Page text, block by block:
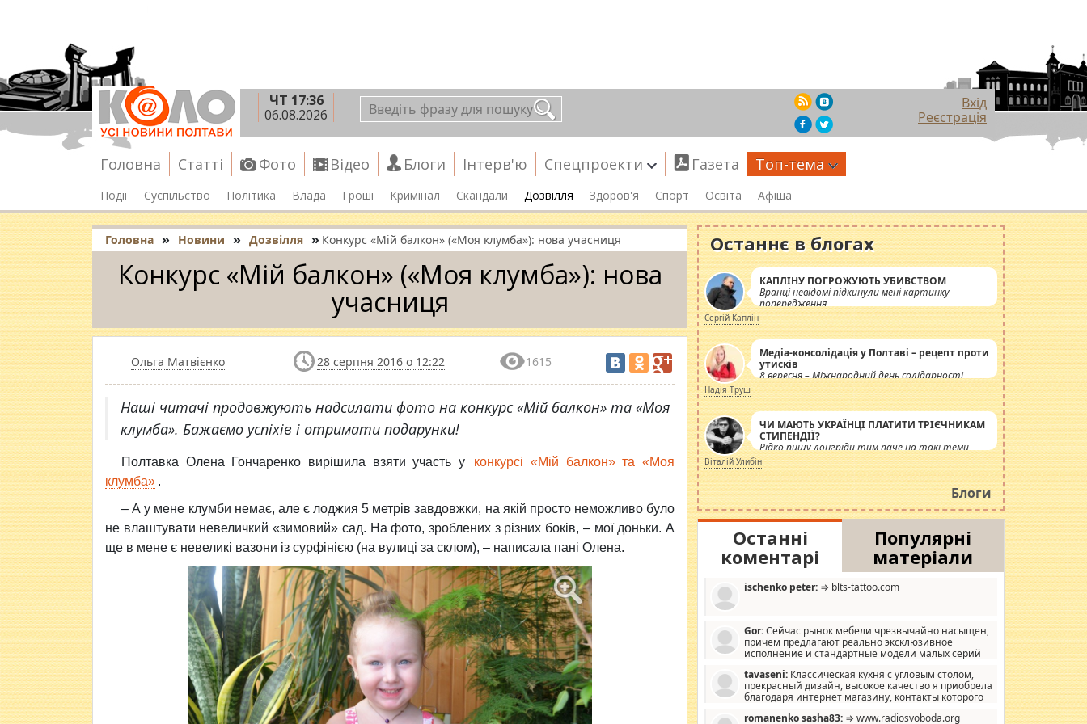
ЧТ 17:36
06.08.2026
Вхід
Реєстрація
Головна Статті Фото Відео Блоги Інтерв'ю Спецпроекти Газета Топ-тема
Події Суспільство Політика Влада Гроші Кримінал Скандали Дозвілля Здоров'я Спорт Освіта Афіша
Головна » Новини » Дозвілля » Конкурс «Мій балкон» («Моя клумба»): нова учасниця
Конкурс «Мій балкон» («Моя клумба»): нова
учасниця
Ольга Матвієнко 28 серпня 2016 о 12:22 1615
Наші читачі продовжують надсилати фото на конкурс «Мій балкон» та «Моя
клумба». Бажаємо успіхів і отримати подарунки!
Полтавка Олена Гончаренко вирішила взяти участь у
конкурсі «Мій балкон» та «Моя
клумба» .
– А у мене клумби немає, але є лоджия 5 метрів завдовжки, на якій просто неможливо було
не влаштувати невеличкий «зимовий» сад. На фото, зроблених з різних боків, – мої доньки. А
ще в мене є невеликі вазони із сурфінією (на вулиці за склом), – написала пані Олена.
Останнє в блогах
КАПЛІНУ ПОГРОЖУЮТЬ УБИВСТВОМ
Вранці невідомі підкинули мені картинку-
попередження
Сергій Каплін
Медіа-консолідація у Полтаві – рецепт проти
утисків
8 вересня – Міжнародний день солідарності
журналістів.
Надія Труш
ЧИ МАЮТЬ УКРАЇНЦІ ПЛАТИТИ ТРІЄЧНИКАМ
СТИПЕНДІЇ?
Рідко пишу лонгріди тим паче на такі теми,
але вже просто дістало! Обурюють сьогоднішні
інсенуації навколо стипендіального питання.
Штучно роздувається ще одна соціальна
катастрофа.
Віталій Улибін
Блоги
Останні
коментарі
Популярні
матеріали
ischenko peter: ⇒ blts-tattoo.com
Gor:Сейчас рынок мебели чрезвычайно насыщен,
причем предлагают реально эксклюзивное
исполнение и стандартные модели малых серий
дизайну, мало походит на стандартные формы, в MebelOk,
креативненько и что главное - со вкусом все в порядке,
без ненужных наворотов удорожающих мебель, а это не
tavaseni: Классическая кухня с угловым столом,
прекрасный дизайн, высокое качество я приобрела
благодаря интернет магазину, контакты которого
romanenko sasha83: ⇒ www.radiosvoboda.org